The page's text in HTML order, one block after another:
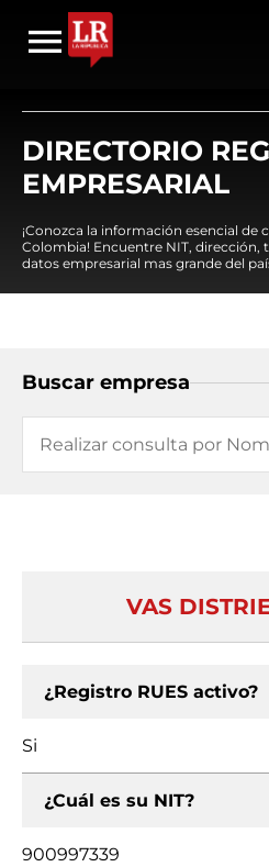
DIRECTORIO
EMPRESARIAL
¡Conozca la información esencial de
Colombia! Encuentre NIT, dirección,
datos empresarial mas grande del
Buscar empresa
VAS
¿Registro RUES activo?
Si
¿Cuál es su NIT?
900997339